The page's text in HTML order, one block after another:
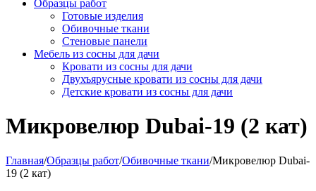
Образцы работ
Готовые изделия
Обивочные ткани
Стеновые панели
Мебель из сосны для дачи
Кровати из сосны для дачи
Двухъярусные кровати из сосны для дачи
Детские кровати из сосны для дачи
Микровелюр Dubai-19 (2 кат)
Главная/Образцы работ/Обивочные ткани/Микровелюр Dubai-
19 (2 кат)